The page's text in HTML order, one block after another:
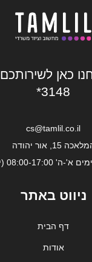
כאן לשירותכם
*3148
cs@tamlil.co.il
15, אור יהודה
17:00 (יום ו' סגור)
ניווט באתר
דף הבית
אודות